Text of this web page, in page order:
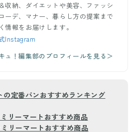
収納、ダイエットや美容、ファッシ
ーデ、マナー、暮らし方の提案まで
情報をお届けします。
Instagram
ュ！編集部のプロフィールを見る＞
の定番パンおすすめランキング
リーマートおすすめ商品
リーマートおすすめ商品